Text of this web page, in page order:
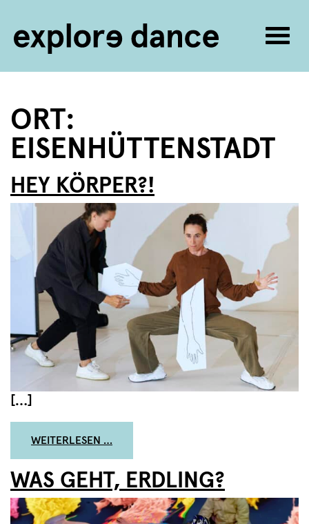
ORT:
EISENHÜTTENSTADT
HEY KÖRPER?!
[…]
WEITERLESEN …
WAS GEHT, ERDLING?